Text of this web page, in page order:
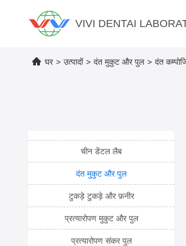
VIVI DENTAI
घर > उत्पादों > दंत मुकुट और पुल > दंत
चीन डेंटल लैब
दंत मुकुट और पुल
टुकड़े टुकड़े और फ़नीर
प्रत्यारोपण मुकुट और पुल
प्रत्यारोपण संकर पुल